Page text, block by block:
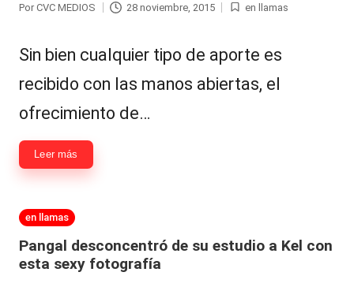
|
L
a
C
V
C
Publicado
Por CVC MEDIOS 28 noviembre, 2015
Publicada
en llamas
Sin bien cualquier tipo de aporte es
recibido con las manos abiertas, el
ofrecimiento de…
Leer más
Publicada
en llamas
Pangal desconcentró de su estudio a Kel con
esta sexy fotografía